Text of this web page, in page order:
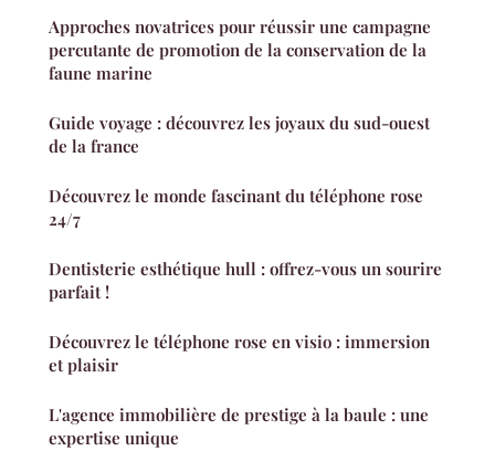
Approches novatrices pour réussir une campagne
percutante de promotion de la conservation de la
faune marine
Guide voyage : découvrez les joyaux du sud-ouest
de la france
Découvrez le monde fascinant du téléphone rose
24/7
Dentisterie esthétique hull : offrez-vous un sourire
parfait !
Découvrez le téléphone rose en visio : immersion
et plaisir
L'agence immobilière de prestige à la baule : une
expertise unique